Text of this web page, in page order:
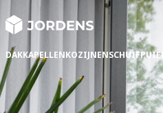
DAKKAPELLENKOZIJNENSCHUIFPUIEN